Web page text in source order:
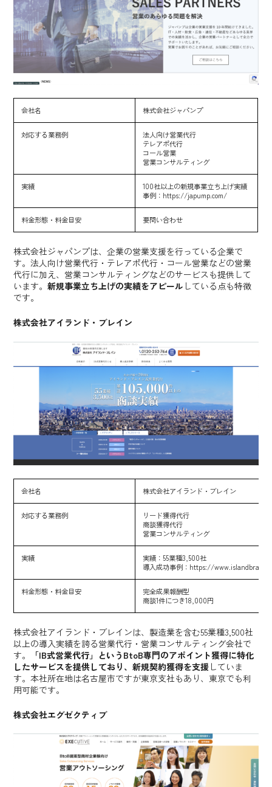
会社名 株式会社ジャパンプ
対応する業務例
法人向け営業代行
テレアポ代行
コール営業
営業コンサルティング
実績
100社以上の新規事業立ち上げ実績
事例： https://japump.com/
料金形態・料金目安 要問い合わせ
株式会社ジャパンプは、企業の営業支援を行っている企業で
す。法人向け営業代行・テレアポ代行・コール営業などの営業
代行に加え、営業コンサルティングなどのサービスも提供して
います。新規事業立ち上げの実績をアピール している点も特徴
です。
株式会社アイランド・ブレイン
会社名 株式会社アイランド・ブレイン
対応する業務例
リード獲得代行
商談獲得代行
営業コンサルティング
実績
実績：55業種3,500社
導入成功事例： https://
料金形態・料金目安
完全成果報酬型
商談1件につき18,000円
株式会社アイランド・ブレインは、製造業を含む55業種3,500社
以上の導入実績を誇る営業代行・営業コンサルティング会社で
す。
「IB式営業代行」というBtoB専門のアポイント獲得に特化
したサービスを提供しており、新規契約獲得を支援 していま
す。本社所在地は名古屋市ですが東京支社もあり、東京でも利
用可能です。
株式会社エグゼクティブ